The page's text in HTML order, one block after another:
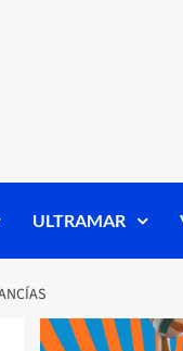
ULTRAMAR